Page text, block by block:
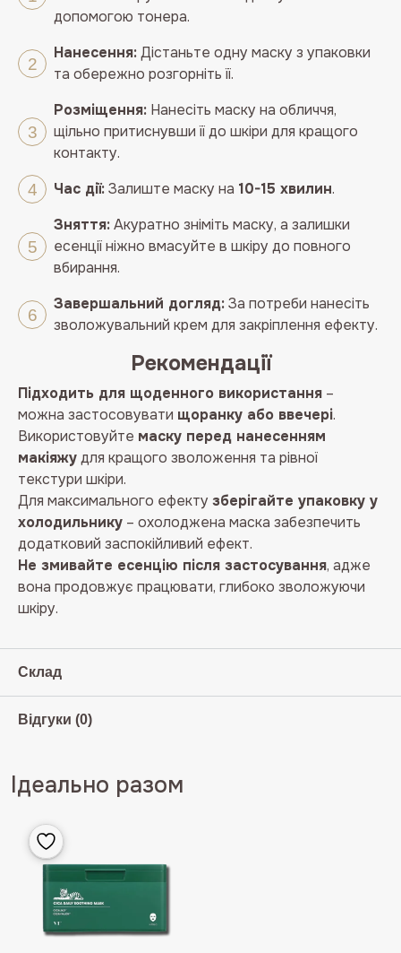
допомогою тонера.
Нанесення:Дістаньте одну маску з упаковки
та обережно розгорніть її.
Розміщення: Нанесіть маску на обличчя,
щільно притиснувши її до шкіри для кращого
контакту.
Час дії:Залиште маску на 10-15 хвилин.
Зняття:Акуратно зніміть маску, а залишки
есенції ніжно вмасуйте в шкіру до повного
вбирання.
Завершальний догляд:За потреби нанесіть
зволожувальний крем для закріплення ефекту.
Рекомендації
Підходить для щоденного використання –
можна застосовувати щоранку або ввечері.
Використовуйте маску перед нанесенням
макіяжудля кращого зволоження та рівної
текстури шкіри.
Для максимального ефекту зберігайте упаковку у
холодильнику – охолоджена маска забезпечить
додатковий заспокійливий ефект.
Не змивайте есенцію після застосування, адже
вона продовжує працювати, глибоко зволожуючи
шкіру.
Склад
Відгуки (0)
Ідеально разом